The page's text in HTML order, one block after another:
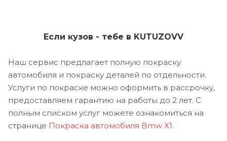
Если кузов - тебе в KUTUZOVV
Наш сервис предлагает полную покраску
автомобиля и покраску деталей по отдельности.
Услуги по покраске можно оформить в рассрочку,
предоставляем гарантию на работы до 2 лет. С
полным списком услуг можете ознакомиться на
странице Покраска автомобиля Bmw X1.